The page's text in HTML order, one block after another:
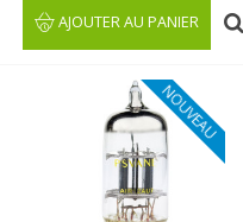
AJOUTER AU PANIER
NOUVEAU